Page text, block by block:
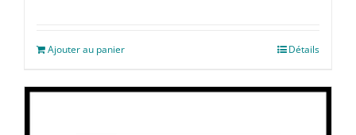
Ajouter au panier Détails